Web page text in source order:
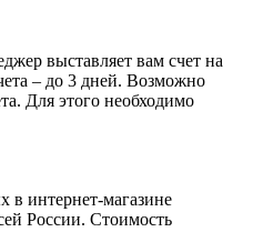
выставляет вам счет на
– до 3 дней. Возможно
Для этого необходимо
в интернет-магазине
России. Стоимость